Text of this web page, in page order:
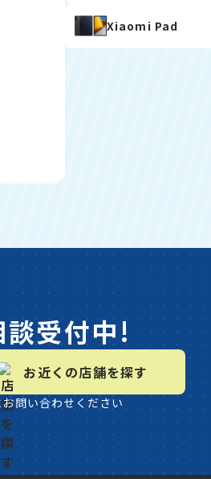
Xiaomi Pad
受付中!
お近くの店舗を探す
問い合わせください